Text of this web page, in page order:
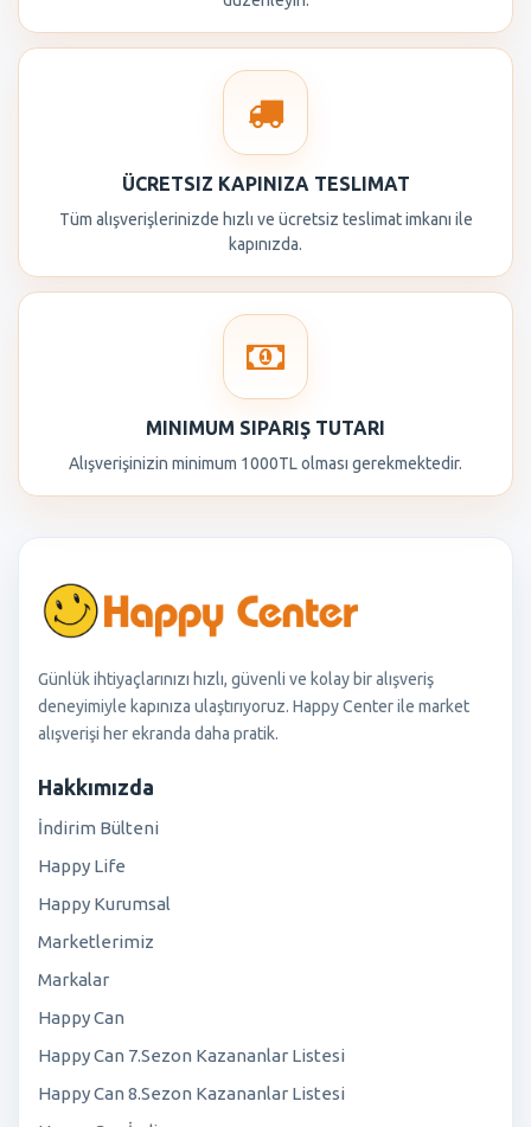
ÜCRETSIZ KAPINIZA TESLIMAT
Tüm alışverişlerinizde hızlı ve ücretsiz teslimat imkanı ile
kapınızda.
MINIMUM SIPARIŞ TUTARI
Alışverişinizin minimum 1000TL olması gerekmektedir.
Günlük ihtiyaçlarınızı hızlı, güvenli ve kolay bir alışveriş
deneyimiyle kapınıza ulaştırıyoruz. Happy Center ile market
alışverişi her ekranda daha pratik.
Hakkımızda
İndirim Bülteni
Happy Life
Happy Kurumsal
Marketlerimiz
Markalar
Happy Can
Happy Can 7.Sezon Kazananlar Listesi
Happy Can 8.Sezon Kazananlar Listesi